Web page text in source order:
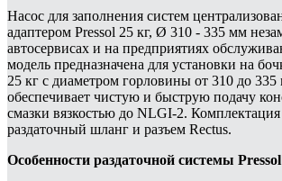
Насос для заполнения систем
адаптером Pressol 25 кг, Ø 310 - 335 мм
автосервисах и на предприятиях
модель предназначена для установки на
25 кг с диаметром горловины от 310 до 335
обеспечивает чистую и быструю подачу
смазки вязкостью до NLGI-2.
раздаточный шланг и разъем Rectus.
Особенности раздаточной системы